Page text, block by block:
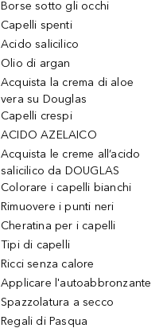
Borse sotto gli occhi
Capelli spenti
Acido salicilico
Olio di argan
Acquista la crema di aloe
vera su Douglas
Capelli crespi
ACIDO AZELAICO
Acquista le creme all’acido
salicilico da DOUGLAS
Colorare i capelli bianchi
Rimuovere i punti neri
Cheratina per i capelli
Tipi di capelli
Ricci senza calore
Applicare l'autoabbronzante
Spazzolatura a secco
Regali di Pasqua